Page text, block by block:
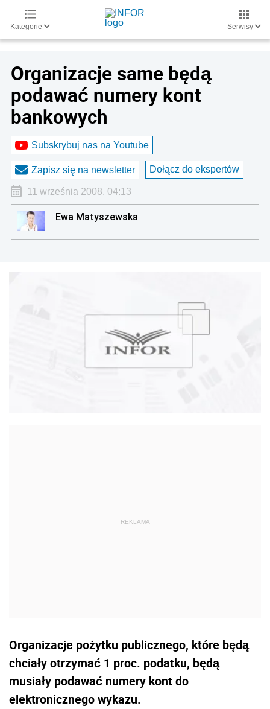
Kategorie Serwisy
Organizacje same będą
podawać numery kont
bankowych
Subskrybuj nas na Youtube
Zapisz się na newsletter Dołącz do ekspertów
11 września 2008, 04:13
Ewa Matyszewska
Organizacje pożytku publicznego, które będą
chciały otrzymać 1 proc. podatku, będą
musiały podawać numery kont do
elektronicznego wykazu.